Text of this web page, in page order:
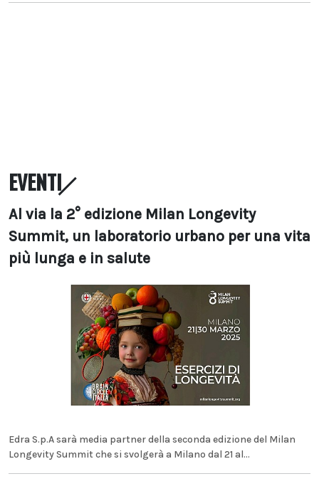
EVENTI
Al via la 2° edizione Milan Longevity
Summit, un laboratorio urbano per una vita
più lunga e in salute
Edra S.p.A sarà media partner della seconda edizione del Milan
Longevity Summit che si svolgerà a Milano dal 21 al...